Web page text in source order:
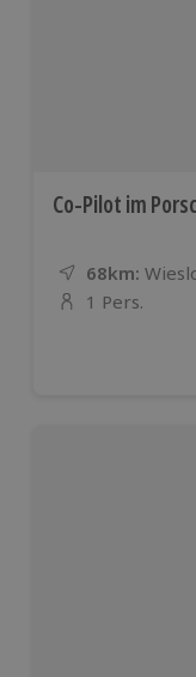
Co-Pilot im
68km:
Anzahl der
1 Pers.